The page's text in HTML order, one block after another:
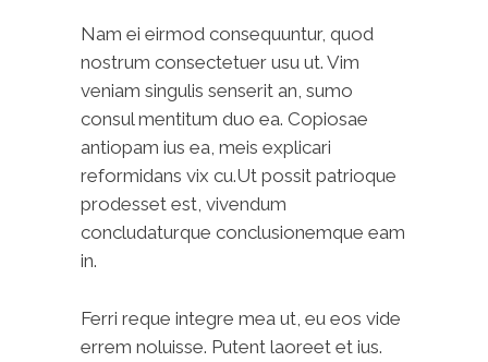
Nam ei eirmod consequuntur, quod
nostrum consectetuer usu ut. Vim
veniam singulis senserit an, sumo
consul mentitum duo ea. Copiosae
antiopam ius ea, meis explicari
reformidans vix cu.Ut possit patrioque
prodesset est, vivendum
concludaturque conclusionemque eam
in.
Ferri reque integre mea ut, eu eos vide
errem noluisse. Putent laoreet et ius.